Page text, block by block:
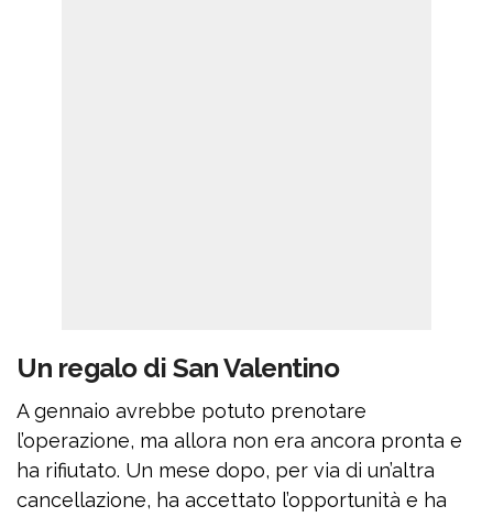
Un regalo di San Valentino
A gennaio avrebbe potuto prenotare
l’operazione, ma allora non era ancora pronta e
ha rifiutato. Un mese dopo, per via di un’altra
cancellazione, ha accettato l’opportunità e ha